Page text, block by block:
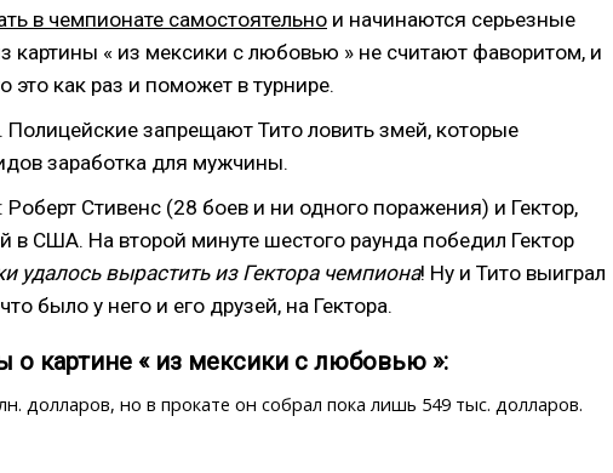
в чемпионате самостоятельно и начинаются серьезные
картины « из мексики с любовью » не считают фаворитом, и
это как раз и поможет в турнире.
Полицейские запрещают Тито ловить змей, которые
заработка для мужчины.
Стивенс (28 боев и ни одного поражения) и Гектор,
в США. На второй минуте шестого раунда победил Гектор
удалось вырастить из Гектора чемпиона! Ну и Тито выиграл
было у него и его друзей, на Гектора.
о картине « из мексики с любовью »:
долларов, но в прокате он собрал пока лишь 549 тыс. долларов.